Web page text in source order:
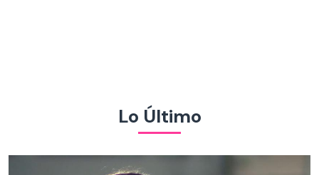
Lo Último